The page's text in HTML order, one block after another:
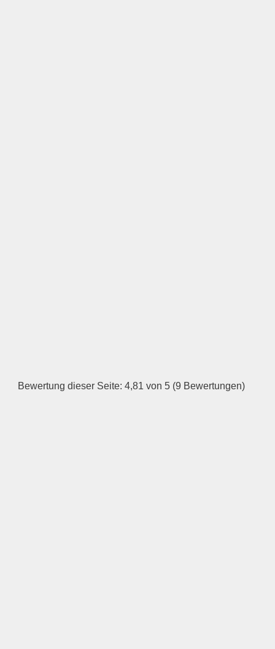
Bewertung dieser Seite: 4,81 von 5 (9 Bewertungen)